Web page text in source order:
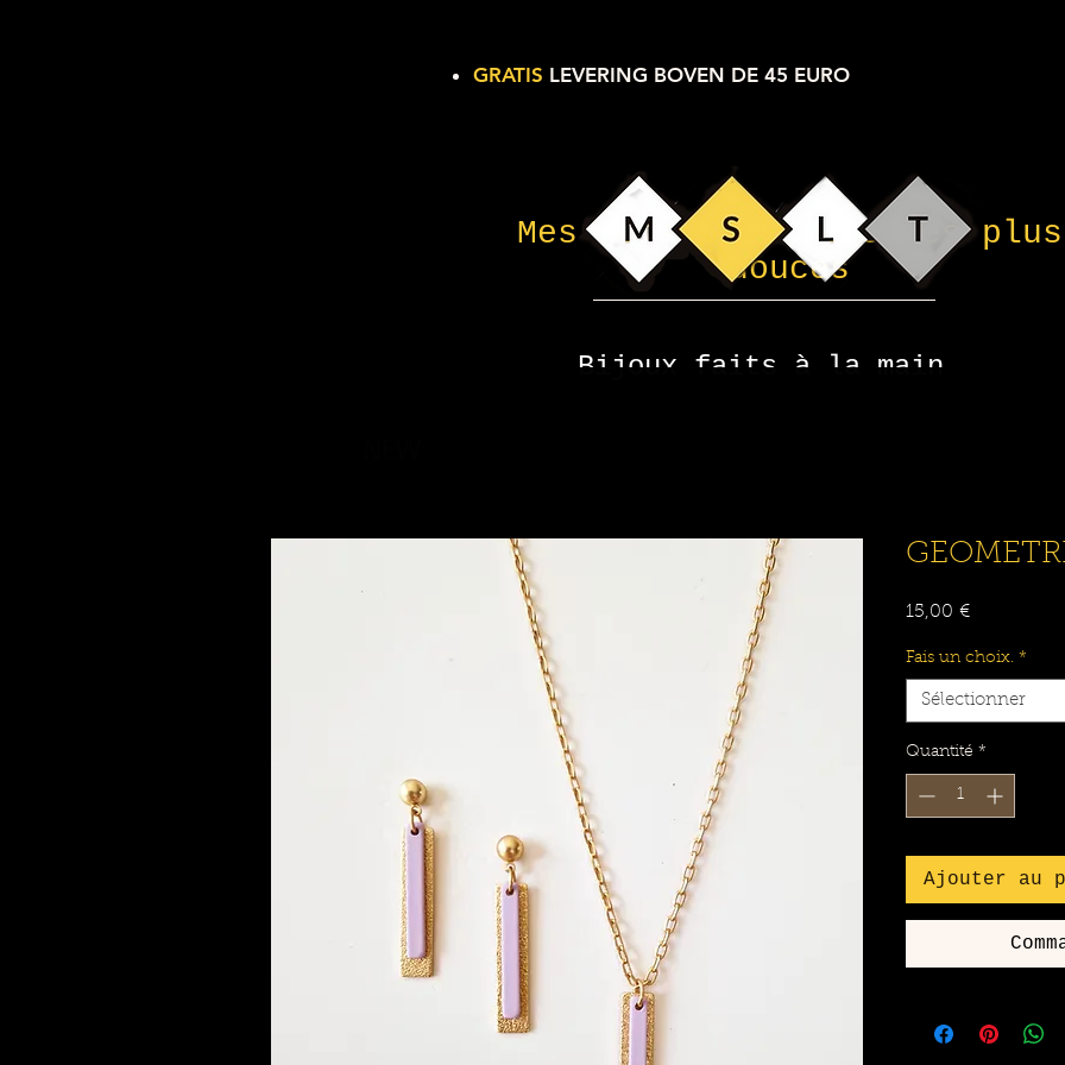
GRATIS LEVERING BOVEN DE 45 EURO
Mes petites choses les plus
douces
Bijoux faits à la main
15,00 €Prix
Fais un choix. *
Sélectionner
Quantité *
Ajouter au